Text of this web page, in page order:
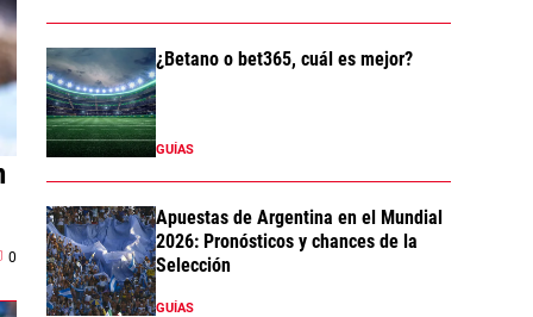
0
¿Betano o bet365, cuál es mejor?
GUÍAS
Apuestas de Argentina en el Mundial
2026: Pronósticos y chances de la
Selección
GUÍAS